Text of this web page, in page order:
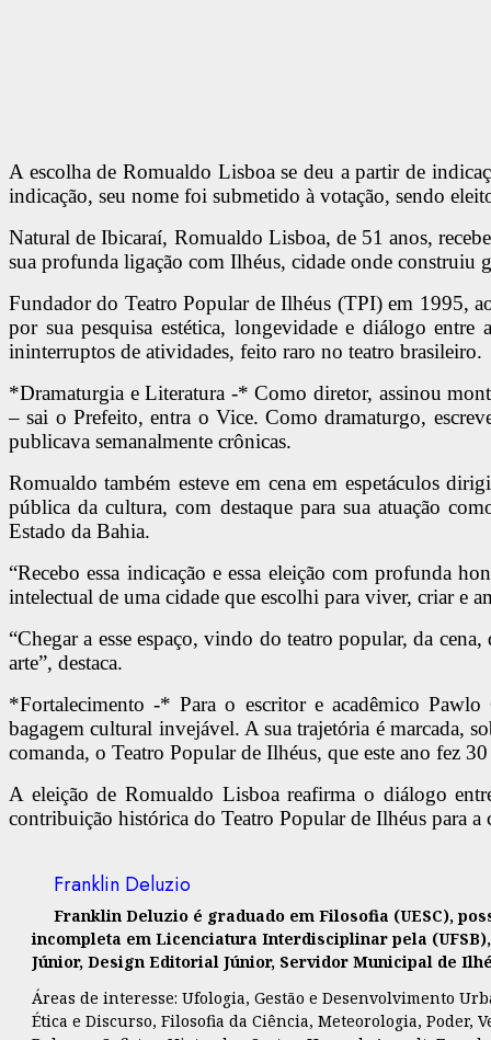
A escolha de Romualdo Lisboa se deu a partir de
indicação, seu nome foi submetido à votação, sendo
Natural de Ibicaraí, Romualdo Lisboa, de 51 anos,
sua profunda ligação com Ilhéus, cidade onde construiu
Fundador do Teatro Popular de Ilhéus (TPI) em 1995,
por sua pesquisa estética, longevidade e diálogo
ininterruptos de atividades, feito raro no teatro brasileiro.
*Dramaturgia e Literatura -* Como diretor, assinou
– sai o Prefeito, entra o Vice. Como dramaturgo,
publicava semanalmente crônicas.
Romualdo também esteve em cena em espetáculos
pública da cultura, com destaque para sua atuação
Estado da Bahia.
“Recebo essa indicação e essa eleição com profunda
intelectual de uma cidade que escolhi para viver, criar e
“Chegar a esse espaço, vindo do teatro popular, da
arte”, destaca.
*Fortalecimento -* Para o escritor e acadêmico
bagagem cultural invejável. A sua trajetória é marcada,
comanda, o Teatro Popular de Ilhéus, que este ano fez
A eleição de Romualdo Lisboa reafirma o diálogo
contribuição histórica do Teatro Popular de Ilhéus para a
Franklin Deluzio
Franklin Deluzio é graduado em Filosofia (UESC),
incompleta em Licenciatura Interdisciplinar pela
Júnior, Design Editorial Júnior, Servidor Municipal de
Áreas de interesse: Ufologia, Gestão e Desenvolvimento
Ética e Discurso, Filosofia da Ciência, Meteorologia, Poder,